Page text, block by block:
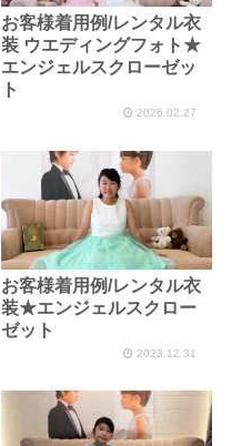
お客様着用例/レンタル衣
装 ウエディングフォト★
エンジェルスクローゼッ
ト
2026.02.27
お客様着用例/レンタル衣
装★エンジェルスクロー
ゼット
2023.12.31